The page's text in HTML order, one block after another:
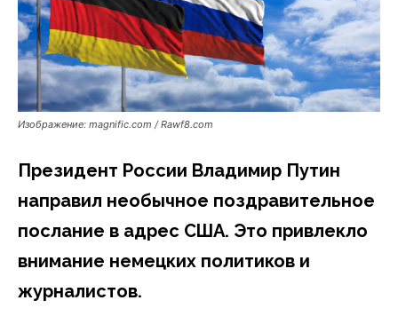
Изображение: magnific.com / Rawf8.com
Президент России Владимир Путин
направил необычное поздравительное
послание в адрес США. Это привлекло
внимание немецких политиков и
журналистов.